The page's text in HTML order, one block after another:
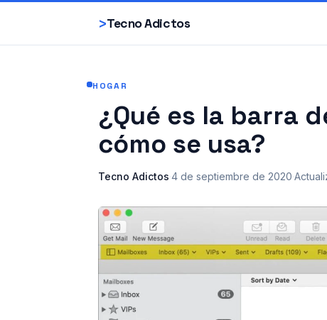
>Tecno Adictos
HOGAR
¿Qué es la barra
cómo se usa?
Tecno Adictos·4 de septiembre de 2020·